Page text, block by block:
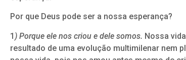
Por que Deus pode ser a nossa esperança?
1 ) Porque ele nos criou e dele somos. Nossa
resultado de uma evolução multimilenar nem